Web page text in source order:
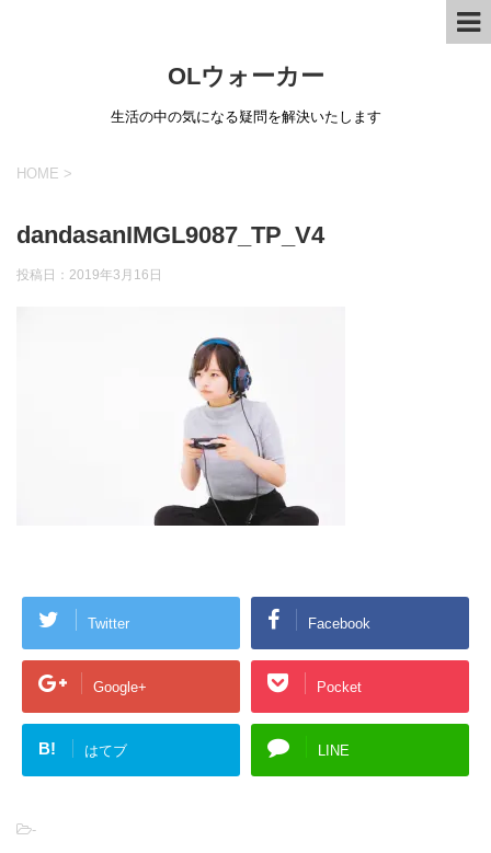
OLウォーカー
生活の中の気になる疑問を解決いたします
HOME >
dandasanIMGL9087_TP_V4
投稿日： 2019年3月16日
Twitter Facebook
Google+ Pocket
B! はてブ LINE
-